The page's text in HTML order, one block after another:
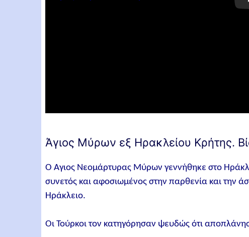
Άγιος Μύρων εξ Ηρακλείου Κρήτης.
Ο Άγιος Νεομάρτυρας Μύρων γεννήθηκε στο
συνετός και αφοσιωμένος στην παρθενία και την
Ηράκλειο.
Οι Τούρκοι τον κατηγόρησαν ψευδώς ότι